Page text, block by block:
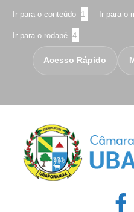
Ir para o conteúdo 1 Ir para o
Ir para o rodapé 4
Acesso Rápido